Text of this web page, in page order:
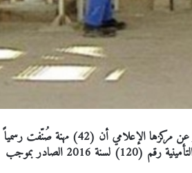
الملف الاخباري : قالت المؤسسة العامة للضمان الاجتماعي في بيان صحفي صادر عن مركزها الإعلامي أن (42) مهنة صُنّفت رسمياً
ضمن المهن الخطرة وفقاً لجدول المهن الخطرة الملحق بالنظام المعدل لنظام المنافع التأمينية رقم (120) لسنة 2016 الصادر بموجب